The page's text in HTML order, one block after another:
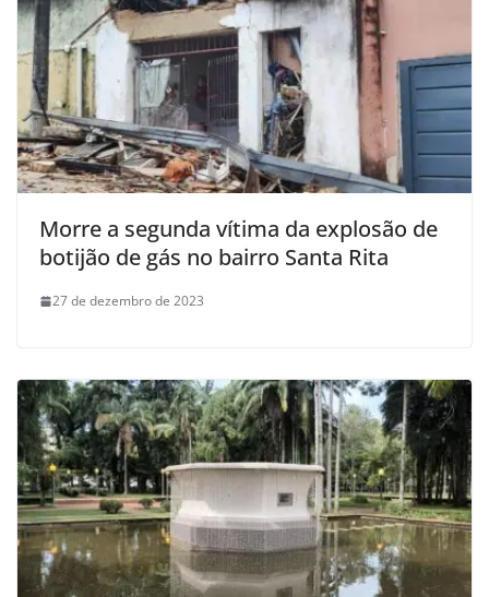
Morre a segunda vítima da explosão de
botijão de gás no bairro Santa Rita
27 de dezembro de 2023